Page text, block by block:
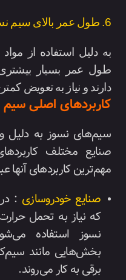
6. طول عمر بالای سیم نسوز
به دلیل استفاده از
طول عمر بسیار
دارند و نیاز به تعویض
کاربردهای اصلی
سیم‌های نسوز به دلیل
صنایع مختلف
مهم‌ترین کاربردهای آنها
صنایع خودروسازی :
که نیاز به تحمل
نسوز استفاده
بخش‌هایی مانند
برقی به کار می‌روند.